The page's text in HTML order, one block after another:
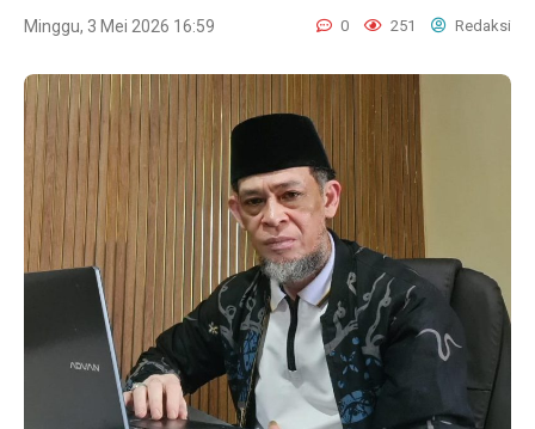
Minggu, 3 Mei 2026 16:59 0 251 Redaksi